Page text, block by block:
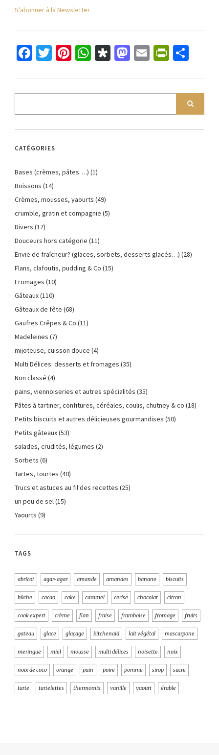
S'abonner à la Newsletter
Facebook
Twitter
Pinterest
WhatsApp
Diaspora
Mastodon
Email
CATÉGORIES
Bases (crèmes, pâtes….) (1)
Boissons (14)
Crèmes, mousses, yaourts (49)
crumble, gratin et compagnie (5)
Divers (17)
Douceurs hors catégorie (11)
Envie de fraîcheur? (glaces, sorbets, desserts glacés…) (28)
Flans, clafoutis, pudding & Co (15)
Fromages (10)
Gâteaux(110)
Gâteaux de fête (68)
Gaufres Crêpes & Co (11)
Madeleines (7)
mijoteuse, cuisson douce (4)
Multi Délices: desserts et fromages (35)
Non classé (4)
pains, viennoiseries et autres spécialités (35)
Pâtes à tartiner, confitures, céréales, coulis, chutney & co (18)
Petits biscuits et autres délicieuses gourmandises (50)
Petits gâteaux(53)
salades, crudités, légumes (2)
Sorbets (6)
Tartes, tourtes (40)
Trucs et astuces au fil des recettes (25)
un peu de sel(15)
Yaourts (9)
TAGS
abricot agar-agar amande amandes banane biscuits
bûche cacao cake caramel cerise chocolat citron
cook expert crème flan fraise framboise fromage fruits
gateau glace glaçage kitchenaid lait végétal mascarpone
meringue miel mousse multi délices noisette noix
noix de coco orange pain poire pomme sirop sucre
tarte tartelettes thermomix vanille yaourt érable